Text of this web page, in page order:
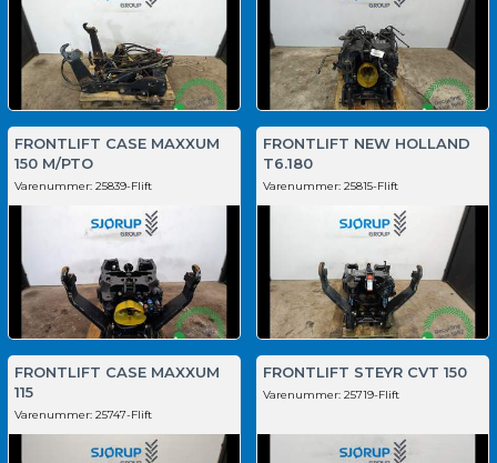
FRONTLIFT CASE MAXXUM
150 M/PTO
Varenummer: 25839-Flift
FRONTLIFT NEW HOLLAND
T6.180
Varenummer: 25815-Flift
FRONTLIFT CASE MAXXUM
115
Varenummer: 25747-Flift
FRONTLIFT STEYR CVT 150
Varenummer: 25719-Flift